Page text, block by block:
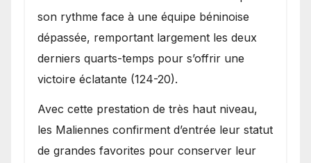
son rythme face à une équipe béninoise
dépassée, remportant largement les deux
derniers quarts-temps pour s’offrir une
victoire éclatante (124-20).
Avec cette prestation de très haut niveau,
les Maliennes confirment d’entrée leur statut
de grandes favorites pour conserver leur